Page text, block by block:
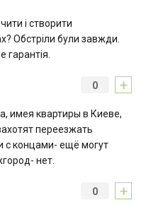
і створити
Обстріли були завжди.
гарантія.
+
0
имея квартиры в Киеве,
переезжать
с концами- ещё могут
нет.
+
0